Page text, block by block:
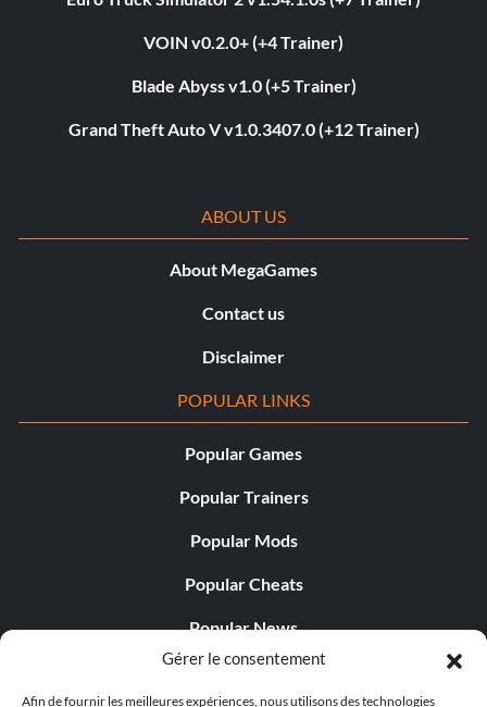
Gérer le consentement
Afin de fournir les meilleures expériences, nous utilisons des technologies
VOIN v0.2.0+ (+4 Trainer)
Blade Abyss v1.0 (+5 Trainer)
Grand Theft Auto V v1.0.3407.0 (+12 Trainer)
ABOUT US
About MegaGames
Contact us
Disclaimer
POPULAR LINKS
Popular Games
Popular Trainers
Popular Mods
Popular Cheats
Popular News
Popular Editorials